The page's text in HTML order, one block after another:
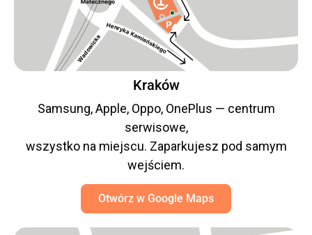
Kraków
Samsung, Apple, Oppo, OnePlus — centrum
serwisowe,
wszystko na miejscu. Zaparkujesz pod samym
wejściem.
Otwórz w Google Maps